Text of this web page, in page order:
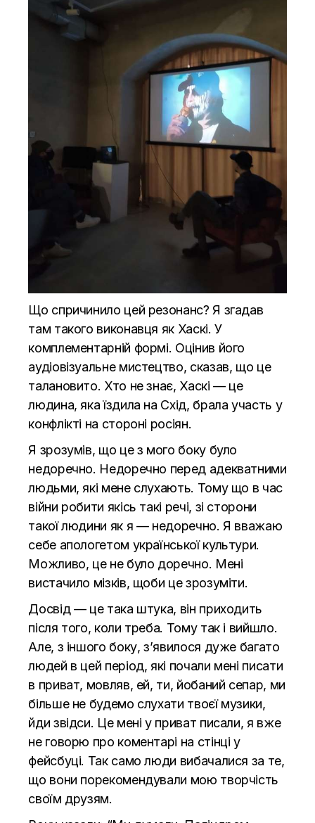
Що спричинило цей резонанс? Я згадав
там такого виконавця як Хаскі. У
комплементарній формі. Оцінив його
аудіовізуальне мистецтво, сказав, що це
талановито. Хто не знає, Хаскі — це
людина, яка їздила на Схід, брала участь у
конфлікті на стороні росіян.
Я зрозумів, що це з мого боку було
недоречно. Недоречно перед адекватними
людьми, які мене слухають. Тому що в час
війни робити якісь такі речі, зі сторони
такої людини як я — недоречно. Я вважаю
себе апологетом української культури.
Можливо, це не було доречно. Мені
вистачило мізків, щоби це зрозуміти.
Досвід — це така штука, він приходить
після того, коли треба. Тому так і вийшло.
Але, з іншого боку, з’явилося дуже багато
людей в цей період, які почали мені писати
в приват, мовляв, ей, ти, йобаний сепар, ми
більше не будемо слухати твоєї музики,
йди звідси. Це мені у приват писали, я вже
не говорю про коментарі на стінці у
фейсбуці. Так само люди вибачалися за те,
що вони порекомендували мою творчість
своїм друзям.